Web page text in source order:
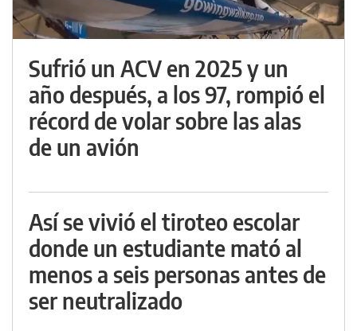
Sufrió un ACV en 2025 y un
año después, a los 97, rompió el
récord de volar sobre las alas
de un avión
Así se vivió el tiroteo escolar
donde un estudiante mató al
menos a seis personas antes de
ser neutralizado